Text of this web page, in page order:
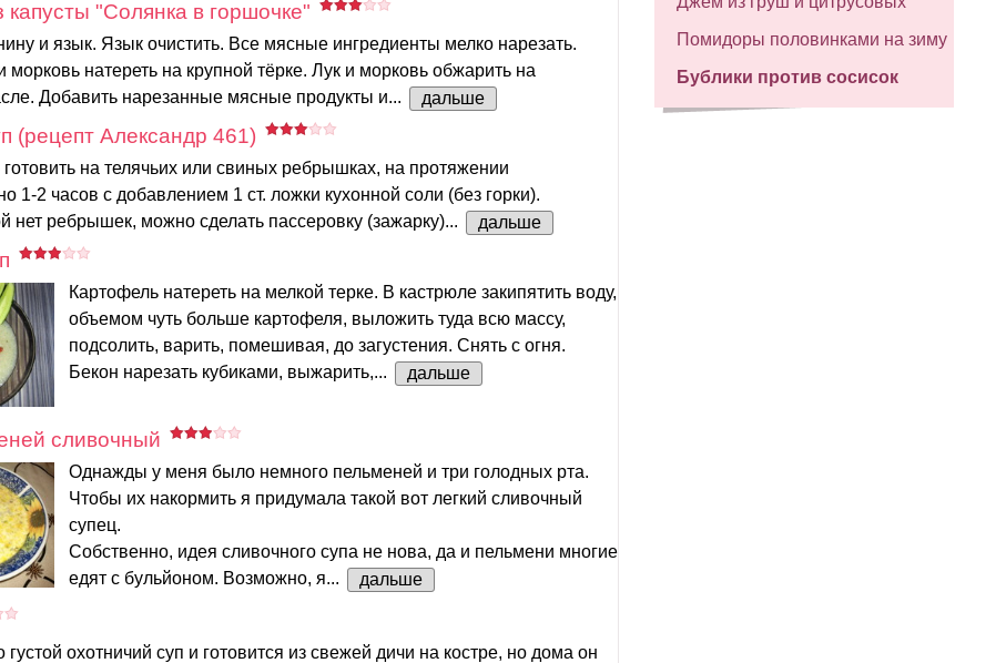
капусты "Солянка в горшочке"
и язык. Язык очистить. Все мясные ингредиенты мелко нарезать.
морковь натереть на крупной тёрке. Лук и морковь обжарить на
Добавить нарезанные мясные продукты и...
дальше
(рецепт Александр 461)
на телячьих или свиных ребрышках, на протяжении
1-2 часов с добавлением 1 ст. ложки кухонной соли (без горки).
нет ребрышек, можно сделать пассеровку (зажарку)...
дальше
Картофель натереть на мелкой терке. В кастрюле закипятить воду,
объемом чуть больше картофеля, выложить туда всю массу,
подсолить, варить, помешивая, до загустения. Снять с огня.
Бекон нарезать кубиками, выжарить,...
дальше
сливочный
Однажды у меня было немного пельменей и три голодных рта.
Чтобы их накормить я придумала такой вот легкий сливочный
супец.
Собственно, идея сливочного супа не нова, да и пельмени многие
едят с бульйоном. Возможно, я...
дальше
густой охотничий суп и готовится из свежей дичи на костре, но дома он
Помидоры половинками на зиму
Бублики против сосисок